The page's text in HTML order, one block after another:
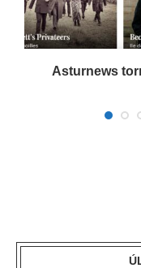
Asturnews